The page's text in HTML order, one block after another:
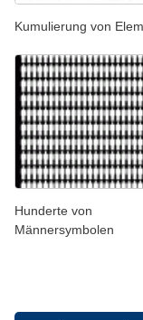
Kumulierung von
Hunderte von
Männersymbolen